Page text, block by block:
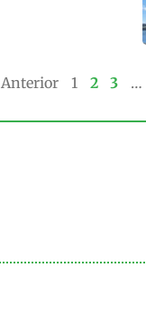
Anterior 1 2 3 …